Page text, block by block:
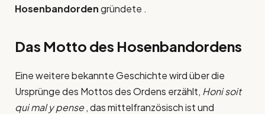
Hosenbandordengründete .
Das Motto des Hosenbandordens
Eine weitere bekannte Geschichte wird über die
Ursprünge des Mottos des Ordens erzählt, Honi soit
qui mal y pense, das mittelfranzösisch ist und